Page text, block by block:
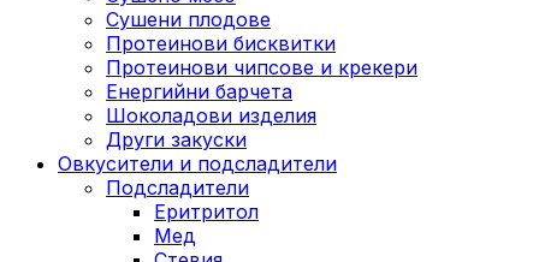
Сушени плодове
Протеинови бисквитки
Протеинови чипсове и крекери
Енергийни барчета
Шоколадови изделия
Други закуски
Овкусители и подсладители
Подсладители
Еритритол
Мед